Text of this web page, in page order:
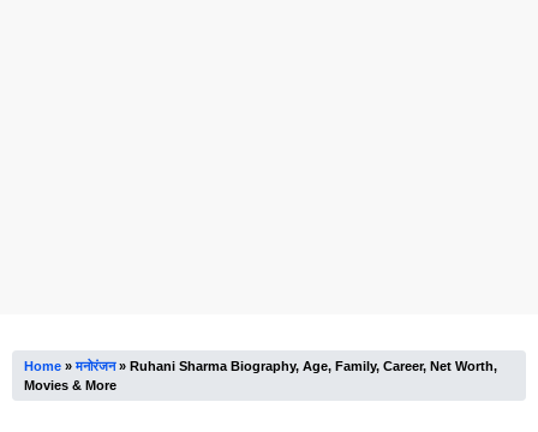
Home »मनोरंजन» Ruhani Sharma Biography, Age, Family, Career, Net Worth,
Movies & More